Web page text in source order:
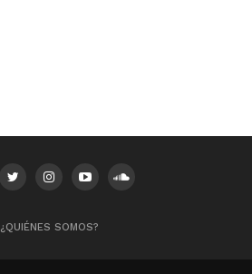
¿QUIÉNES SOMOS?